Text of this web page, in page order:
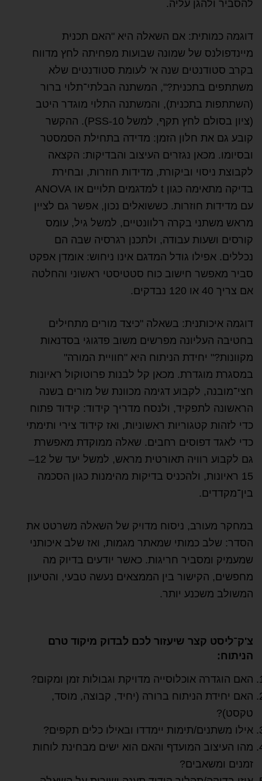
להסביר ולהגן עליה.
דוגמה כמותית: אם השאלה היא "האם תכנית
מיינדפולנס של שמונה שבועות מפחיתה לחץ מדווח
בקרב סטודנטים שנה א' לעומת סטודנטים שלא
משתתפים בתכנית?", המשתנה הבלתי־תלוי ברור
(השתתפות בתכנית), והמשתנה התלוי מוגדר היטב
(ציון בסולם לחץ תקף, למשל PSS‑10). ההקשר
קובע גם את חלון הזמן: מדידה בתחילת הסמסטר
ובסיומו. מכאן נגזרים העיצוב והבדיקות: הקצאה
לקבוצת ניסוי וביקורת, מדידות חוזרות, ובחירת
בדיקה מתאימה כגון t למדגמים תלויים או ANOVA
עם מדידות חוזרות. כששואלים נכון, אפשר גם לציין
מראש משתני בקרה רלוונטיים, למשל גיל, עומס
קורסים ושעות עבודה, ולתכנן רגרסיה שבה הם
נכללים. אפילו גודל המדגם אינו ניחוש: אומדן אפקט
סביר מאפשר חישוב כוח סטטיסטי ראשוני והחלטה
אם צריך 40 או 120 נבדקים.
דוגמה איכותנית: בשאלה "כיצד מורים מתחילים
בחטיבה העליונה מפרשים משוב פדגוגי בסדנאות
מקוונות?" יחידת הניתוח היא "חוויית המורה"
במסגרת מוגדרת. מכאן קל לבנות פרוטוקול ראיונות
חצי־מובנה, לקבוע דגימה מכוונת של מורים בשנה
הראשונה לתפקיד, ולנסח מדריך קידוד: קידוד פתוח
כדי לזהות קטגוריות ראשוניות, ואז קידוד צירי ותימתי
כדי לאגד דפוסים רחבים. שאלה ממוקדת מאפשרת
גם לקבוע רוויה תאורטית מראש, למשל יעד של 12–
15 ראיונות, ולהכניס בדיקות מהימנות כגון הסכמה
בין־מקדדים.
במחקר מעורב, ניסוח מדויק של השאלה משרטט את
הסדר: שלב כמותי שמאתר מגמות, ואז שלב איכותני
שמעמיק ומסביר חריגות. כאשר יודעים בדיוק מה
מחפשים, הקישור בין הממצאים נעשה טבעי, והטיעון
המשולב משכנע יותר.
צ'ק־ליסט קצר שיעזור לכם לבדוק מיקוד טרם
הניתוח:
האם הוגדרה אוכלוסייה מדויקת וגבולות זמן ומקום?
האם יחידת הניתוח ברורה (יחיד, קבוצה, מוסד,
טקסט)?
אילו משתנים/תימות יימדדו ובאילו כלים תקפים?
מהו העיצוב המועדף והאם הוא ישים מבחינת לוחות
זמנים ומשאבים?